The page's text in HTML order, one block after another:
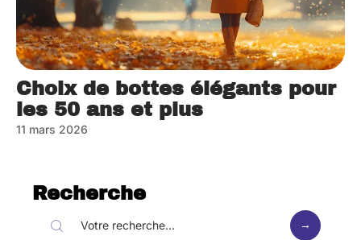
Choix de bottes élégants pour
les 50 ans et plus
11 mars 2026
Recherche